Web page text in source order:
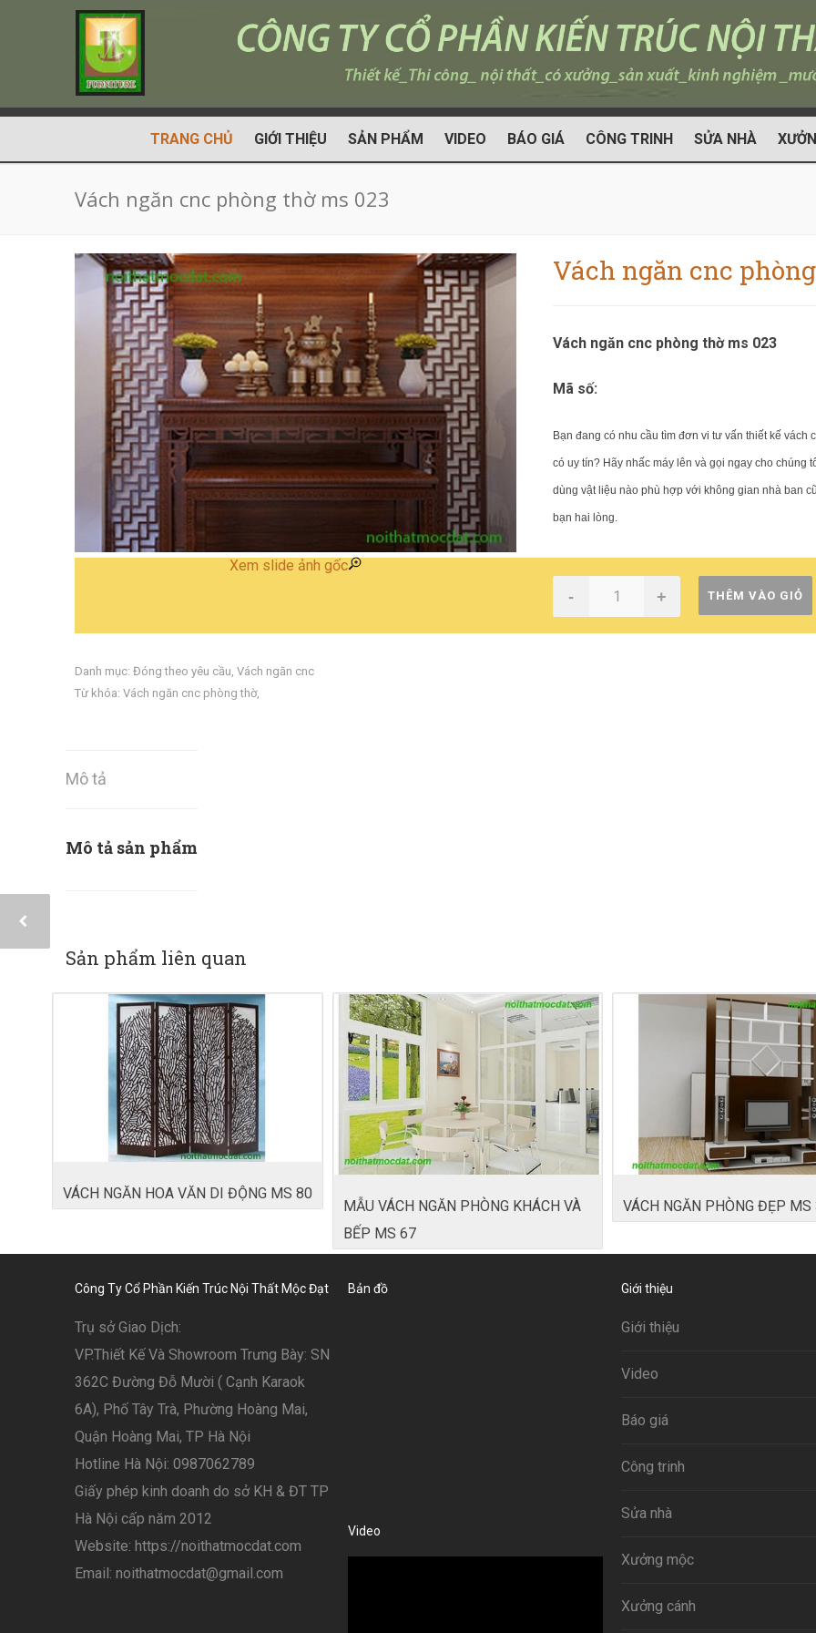
TRANG CHỦ GIỚI THIỆU SẢN PHẨM VIDEO BÁO GIÁ CÔNG TRINH SỬA NHÀ
Vách ngăn cnc phòng thờ ms 023
Xem slide ảnh gốc
Vách ngăn cnc
Vách ngăn cnc phòng thờ ms 023
Mã số:
Bạn đang có nhu cầu tìm đơn vi tư vấn thiết kế vách
có uy tín? Hãy nhấc máy lên và gọi ngay cho chúng
dùng vật liệu nào phù hợp với không gian nhà ban
bạn hai lòng.
- + THÊM VÀO GIỎ
Danh mục: Đóng theo yêu cầu, Vách ngăn cnc
Từ khóa: Vách ngăn cnc phòng thờ,
Mô tả
Mô tả sản phẩm
Sản phẩm liên quan
VÁCH NGĂN HOA VĂN DI ĐỘNG MS 80
MẪU VÁCH NGĂN PHÒNG KHÁCH VÀ
BẾP MS 67
VÁCH NGĂN PHÒNG ĐẸP MS
Công Ty Cổ Phần Kiến Trúc Nội Thất Mộc Đạt
Trụ sở Giao Dịch:
VP.Thiết Kế Và Showroom Trưng Bày: SN
362C Đường Đỗ Mười ( Cạnh Karaok
6A), Phố Tây Trà, Phường Hoàng Mai,
Quận Hoàng Mai, TP Hà Nội
Hotline Hà Nội: 0987062789
Giấy phép kinh doanh do sở KH & ĐT TP
Hà Nội cấp năm 2012
Website: https://noithatmocdat.com
Email: noithatmocdat@gmail.com
Bản đồ
Video
Giới thiệu
Giới thiệu
Video
Báo giá
Công trinh
Sửa nhà
Xưởng mộc
Xưởng cánh